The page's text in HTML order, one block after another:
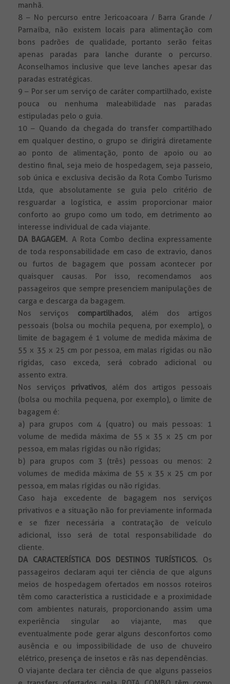
manhã.
8 – No percurso entre Jericoacoara / Barra Grande /
Parnaíba, não existem locais para alimentação com
bons padrões de qualidade, portanto serão feitas
apenas paradas para lanche durante o percurso.
Aconselhamos inclusive que leve lanches apesar das
paradas estratégicas.
9 – Por ser um serviço de caráter compartilhado, existe
pouca ou nenhuma maleabilidade nas paradas
estipuladas pelo o guia.
10 – Quando da chegada do transfer compartilhado
em qualquer destino, o grupo se dirigirá diretamente
ao ponto de alimentação, ponto de apoio ou ao
destino final, seja meio de hospedagem, seja passeio,
sob única e exclusiva decisão da Rota Combo Turismo
Ltda, que absolutamente se guia pelo critério de
resguardar a logística, e assim proporcionar maior
conforto ao grupo como um todo, em detrimento ao
interesse individual de cada viajante.
DA BAGAGEM. A Rota Combo declina expressamente
de toda responsabilidade em caso de extravio, danos
ou furtos de bagagem que possam acontecer por
quaisquer causas. Por isso, recomendamos aos
passageiros que sempre presenciem manipulações de
carga e descarga da bagagem.
Nos serviços compartilhados, além dos artigos
pessoais (bolsa ou mochila pequena, por exemplo), o
limite de bagagem é 1 volume de medida máxima de
55 x 35 x 25 cm por pessoa, em malas rígidas ou não
rígidas, caso exceda, será cobrado adicional ou
assento extra.
Nos serviços privativos, além dos artigos pessoais
(bolsa ou mochila pequena, por exemplo), o limite de
bagagem é:
a) para grupos com 4 (quatro) ou mais pessoas: 1
volume de medida máxima de 55 x 35 x 25 cm por
pessoa, em malas rígidas ou não rígidas;
b) para grupos com 3 (três) pessoas ou menos: 2
volumes de medida máxima de 55 x 35 x 25 cm por
pessoa, em malas rígidas ou não rígidas.
Caso haja excedente de bagagem nos serviços
privativos e a situação não for previamente informada
e se fizer necessária a contratação de veículo
adicional, isso será de total responsabilidade do
cliente.
DA CARACTERÍSTICA DOS DESTINOS TURÍSTICOS. Os
passageiros declaram aqui ter ciência de que alguns
meios de hospedagem ofertados em nossos roteiros
têm como característica a rusticidade e a proximidade
com ambientes naturais, proporcionando assim uma
experiência singular ao viajante, mas que
eventualmente pode gerar alguns desconfortos como
ausência e ou impossibilidade de uso de chuveiro
elétrico, presença de insetos e rãs nas dependências.
O viajante declara ter ciência de que alguns passeios